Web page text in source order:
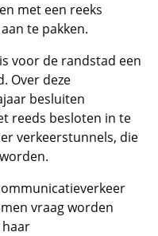
met een reeks
te pakken.
voor de randstad een
Over deze
besluiten
reeds besloten in te
verkeerstunnels, die
vraag worden
haar